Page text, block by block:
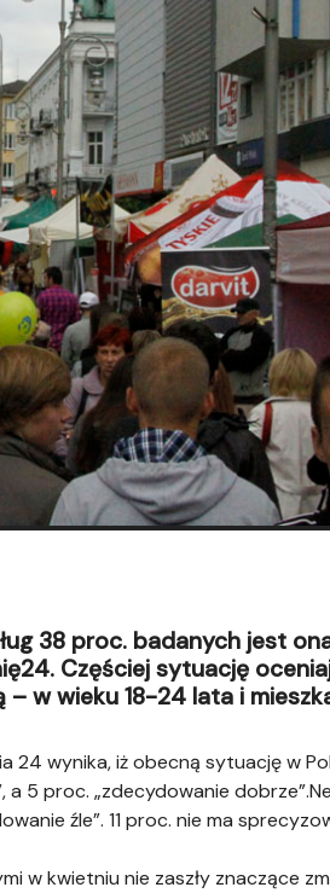
38 proc. badanych jest
Częściej sytuację
w wieku 18-24 lata i
24 wynika, iż obecną sytuację w
5 proc. „zdecydowanie
źle”. 11 proc. nie ma
w kwietniu nie zaszły znaczące